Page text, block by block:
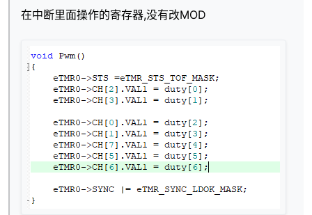
在中断里面操作的寄存器,没有改MOD